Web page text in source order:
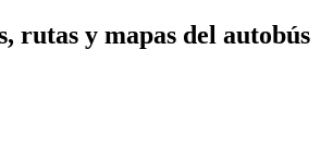
rutas y mapas del autobús